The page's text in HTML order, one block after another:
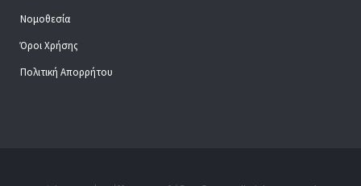
Νομοθεσία
Όροι Χρήσης
Πολιτική Απορρήτου